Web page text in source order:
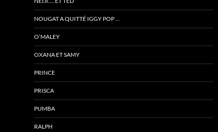
NOUGAT A QUITTÉ IGGY POP …
O’MALEY
OXANA ET SAMY
PRINCE
PRISCA
PUMBA
RALPH